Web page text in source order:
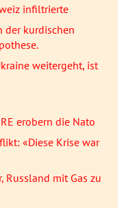
infiltrierte
der kurdischen
weitergeht, ist
erobern die Nato
«Diese Krise war
Russland mit Gas zu